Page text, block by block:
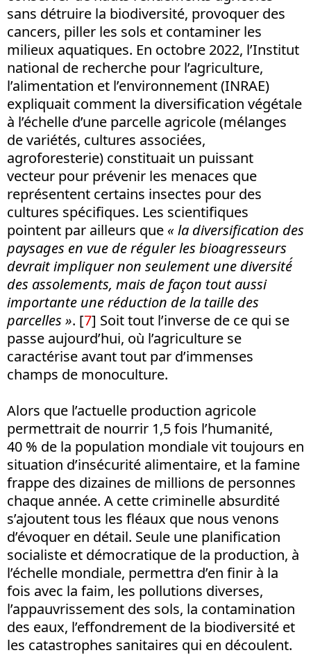
sans détruire la biodiversité, provoquer des
cancers, piller les sols et contaminer les
milieux aquatiques. En octobre 2022, l’Institut
national de recherche pour l’agriculture,
l’alimentation et l’environnement (INRAE)
expliquait comment la diversification végétale
à l’échelle d’une parcelle agricole (mélanges
de variétés, cultures associées,
agroforesterie) constituait un puissant
vecteur pour prévenir les menaces que
représentent certains insectes pour des
cultures spécifiques. Les scientifiques
pointent par ailleurs que « la diversification des
paysages en vue de réguler les bioagresseurs
devrait impliquer non seulement une diversité́
des assolements, mais de façon tout aussi
importante une réduction de la taille des
parcelles ». [7] Soit tout l’inverse de ce qui se
passe aujourd’hui, où l’agriculture se
caractérise avant tout par d’immenses
champs de monoculture.
Alors que l’actuelle production agricole
permettrait de nourrir 1,5 fois l’humanité,
40 % de la population mondiale vit toujours en
situation d’insécurité alimentaire, et la famine
frappe des dizaines de millions de personnes
chaque année. A cette criminelle absurdité
s’ajoutent tous les fléaux que nous venons
d’évoquer en détail. Seule une planification
socialiste et démocratique de la production, à
l’échelle mondiale, permettra d’en finir à la
fois avec la faim, les pollutions diverses,
l’appauvrissement des sols, la contamination
des eaux, l’effondrement de la biodiversité et
les catastrophes sanitaires qui en découlent.